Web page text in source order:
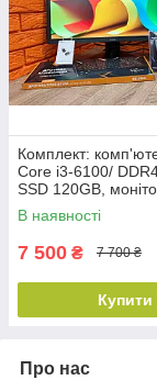
Комплект:
Core i3-6100/
SSD 120GB,
(1920x1080) AMVA
клавіатура, миша,
В наявності
7 500 ₴ 7 700 ₴
Купити
Про нас